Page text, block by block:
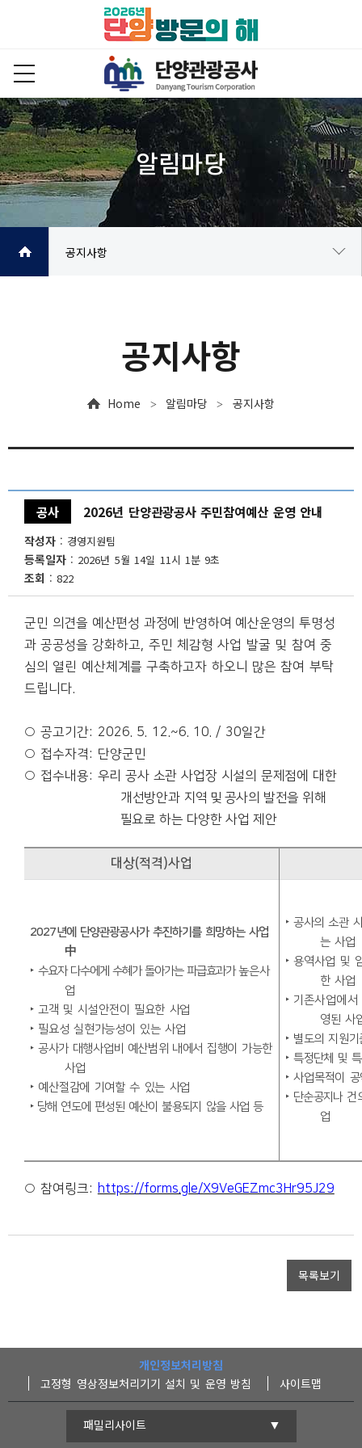
공지사항
인권침해 구제절차
공지사항
Home > 알림마당 > 공지사항
공사 2026년 단양관광공사 주민참여예산 운영 안내
작성자 경영지원팀
등록일자 2026년 5월 14일 11시 1분 9초
조회 822
군민 의견을 예산편성 과정에 반영하여 예산운영의 투명성
과 공공성을 강화하고, 주민 체감형 사업 발굴 및 참여 중
심의 열린 예산체계를 구축하고자 하오니 많은 참여 부탁
드립니다.
○공고기간: 2026. 5. 12.~6. 10. / 30일간
○ 접수자격: 단양군민
○ 접수내용: 우리 공사 소관 사업장 시설의 문제점에 대한
개선방안과 지역 및 공사의 발전을 위해
필요로 하는 다양한 사업 제안
대상(적격)사업
2027년에 단양관광공사가 추진하기를 희망하는 사업
中
‣ 수요자 다수에게 수혜가 돌아가는 파급효과가높은사
업
‣ 고객 및 시설안전이 필요한 사업
‣ 필요성 실현가능성이 있는 사업
‣ 공사가 대행사업비 예산범위 내에서 집행이 가능한
사업
‣ 예산절감에 기여할 수 있는 사업
‣ 당해 연도에 편성된 예산이 불용되지 않을 사업 등
‣ 공사의 소관
는 사업
‣ 용역사업 및
한 사업
‣ 기 존사업에
영된 사
‣ 별도의 지원
‣ 특정단체 및
‣ 사업목적이
‣ 단순공지나
업
○ 참여링크: https://forms.gle/X9VeGEZmc3Hr95J29
목록보기
개인정보처리방침
고정형 영상정보처리기기 설치 및 운영 방침
사이트맵
패밀리사이트
단양군청